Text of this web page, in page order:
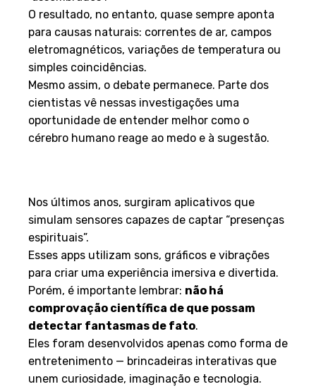
O resultado, no entanto, quase sempre aponta
para causas naturais: correntes de ar, campos
eletromagnéticos, variações de temperatura ou
simples coincidências.
Mesmo assim, o debate permanece. Parte dos
cientistas vê nessas investigações uma
oportunidade de entender melhor como o
cérebro humano reage ao medo e à sugestão.
Nos últimos anos, surgiram aplicativos que
simulam sensores capazes de captar “presenças
espirituais”.
Esses apps utilizam sons, gráficos e vibrações
para criar uma experiência imersiva e divertida.
Porém, é importante lembrar: não há
comprovação científica de que possam
detectar fantasmas de fato.
Eles foram desenvolvidos apenas como forma de
entretenimento — brincadeiras interativas que
unem curiosidade, imaginação e tecnologia.